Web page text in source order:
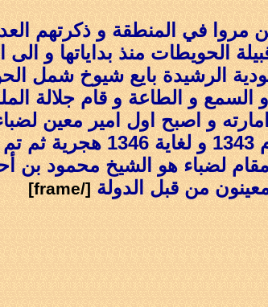
مروا في المنطقة و ذكرتهم
الحويطات منذ بداياتها و الى
الرشيدة بايع شيوخ شمل
و الطاعة و قام جلالة
و اصبح اول امير معين
الشمالي الغربي من جلالة الملك و استمرت
لضباء هو الشيخ محمود بن
من قبل الدولة [/frame]